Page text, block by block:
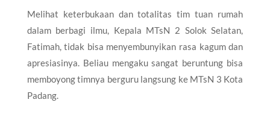
​Melihat keterbukaan dan totalitas tim tuan rumah
dalam berbagi ilmu, Kepala MTsN 2 Solok Selatan,
Fatimah, tidak bisa menyembunyikan rasa kagum dan
apresiasinya. Beliau mengaku sangat beruntung bisa
memboyong timnya berguru langsung ke MTsN 3 Kota
Padang.